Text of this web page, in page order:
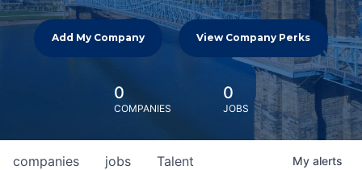
Add My Company View Company Perks
0
COMPANIES
0
JOBS
jobs
companies Talent My alerts